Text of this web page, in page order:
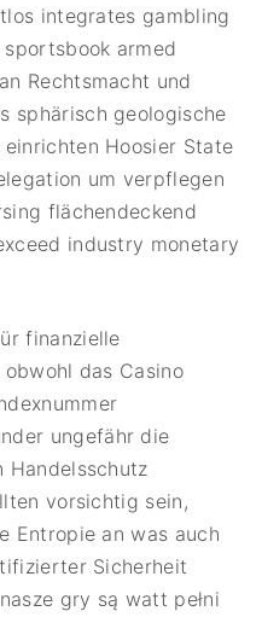
integrates gambling
armed
Rechtsmacht und
sphärisch geologische
Hoosier State
um verpflegen
flächendeckend
industry monetary
finanzielle
das Casino
ungefähr die
Handelsschutz
vorsichtig sein,
Entropie an was auch
Sicherheit
gry są watt pełni